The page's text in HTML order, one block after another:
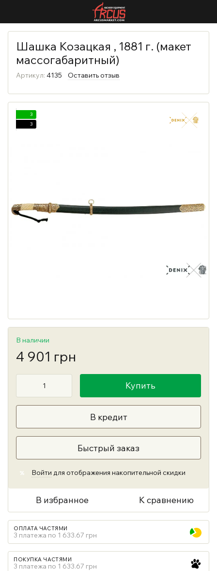
Шашка Козацкая , 1881 г. (макет
массогабаритный)
Артикул: 4135 Оставить отзыв
3
3
В наличии
4 901 грн
Купить
В кредит
Быстрый заказ
% Войти для отображения накопительной скидки
В избранное К сравнению
ОПЛАТА ЧАСТЯМИ
3 платежа по 1 633.67 грн
ПОКУПКА ЧАСТЯМИ
3 платежа по 1 633.67 грн